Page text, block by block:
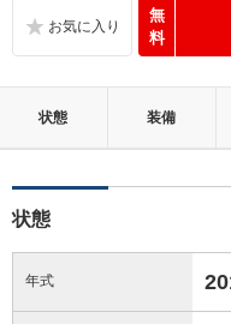
無
料
状態 装備
状態
年式